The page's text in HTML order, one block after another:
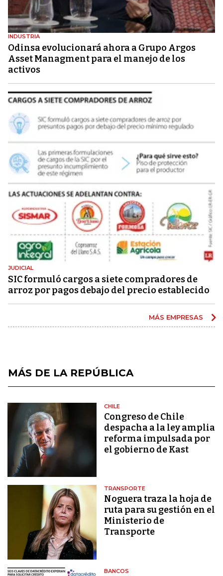
INDUSTRIA
Odinsa evolucionará ahora a Grupo Argos
Asset Managment para el manejo de los
activos
JUDICIAL
SIC formuló cargos a siete compradores de
arroz por pagos debajo del precio establecido
MÁS EMPRESAS
MÁS DE LA REPÚBLICA
CHILE
Congreso de Chile
despacha a la ley amplia
reforma impulsada por
el gobierno de Kast
TRANSPORTE
Noguera traza la hoja de
ruta para su gestión en el
Ministerio de
Transporte
BANCOS